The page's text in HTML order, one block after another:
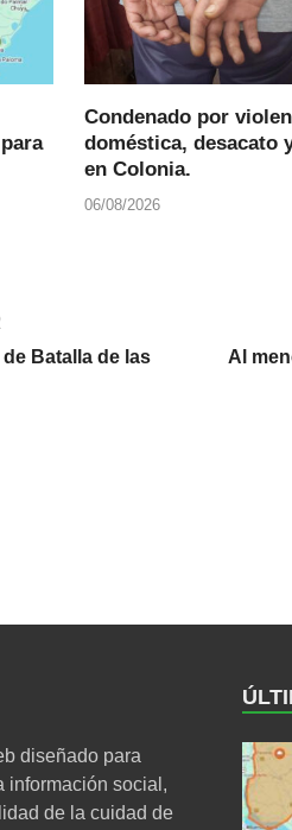
Condenado por
doméstica, desacato
en Colonia.
06/08/2026
Batalla de las
Al
diseñado para
información social,
de la cuidad de